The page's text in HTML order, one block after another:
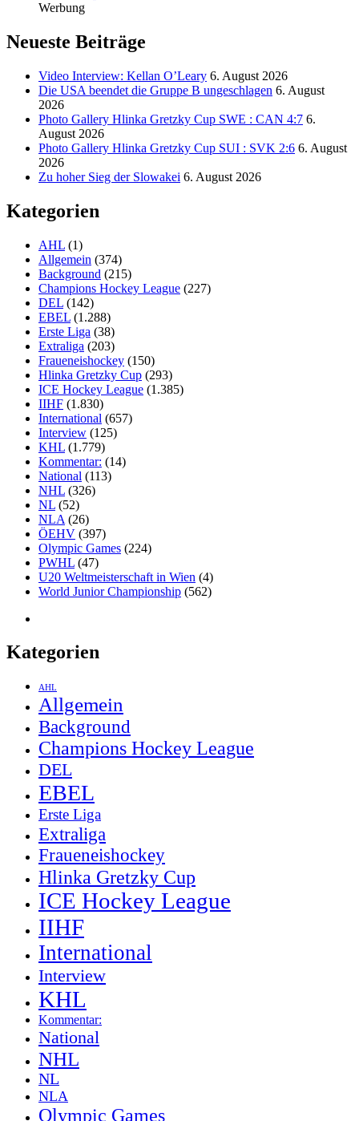
Werbung
Neueste Beiträge
Video Interview: Kellan O’Leary 6. August 2026
Die USA beendet die Gruppe B ungeschlagen 6. August
2026
Photo Gallery Hlinka Gretzky Cup SWE : CAN 4:7 6.
August 2026
Photo Gallery Hlinka Gretzky Cup SUI : SVK 2:6 6. August
2026
Zu hoher Sieg der Slowakei 6. August 2026
Kategorien
AHL (1)
Allgemein (374)
Background (215)
Champions Hockey League (227)
DEL (142)
EBEL (1.288)
Erste Liga (38)
Extraliga (203)
Fraueneishockey (150)
Hlinka Gretzky Cup (293)
ICE Hockey League (1.385)
IIHF (1.830)
International (657)
Interview (125)
KHL (1.779)
Kommentar: (14)
National (113)
NHL (326)
NL (52)
NLA (26)
ÖEHV (397)
Olympic Games (224)
PWHL (47)
U20 Weltmeisterschaft in Wien (4)
World Junior Championship (562)
Kategorien
AHL
Allgemein
Background
Champions Hockey League
DEL
EBEL
Erste Liga
Extraliga
Fraueneishockey
Hlinka Gretzky Cup
ICE Hockey League
IIHF
International
Interview
KHL
Kommentar:
National
NHL
NL
NLA
Olympic Games